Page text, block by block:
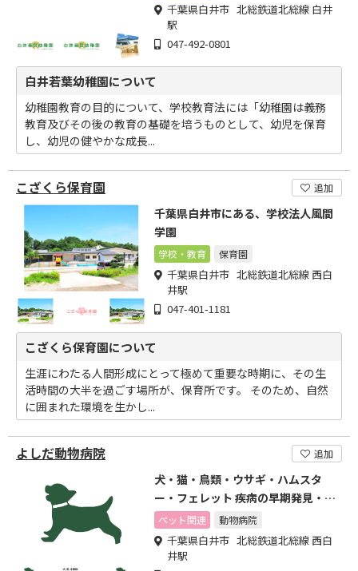
千葉県白井市 北総鉄道北総線 白井
駅
047-492-0801
白井若葉幼稚園について
幼稚園教育の目的について、学校教育法には「幼稚園は義務
教育及びその後の教育の基礎を培うものとして、幼児を保育
し、幼児の健やかな成長...
こざくら保育園 追加
千葉県白井市にある、学校法人風間
学園
学校・教育 保育園
千葉県白井市 北総鉄道北総線 西白
井駅
047-401-1181
こざくら保育園について
生涯にわたる人間形成にとって極めて重要な時期に、その生
活時間の大半を過ごす場所が、保育所です。 そのため、自然
に囲まれた環境を生かし...
よしだ動物病院 追加
犬・猫・鳥類・ウサギ・ハムスタ
ー・フェレット 疾病の早期発見・早
期治療
ペット関連 動物病院
千葉県白井市 北総鉄道北総線 西白
井駅